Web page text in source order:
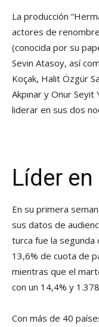
La producción
actores de renombre
(conocida por su
Sevin Atasoy, así
Koçak, Halit Özgür
Akpınar y Onur
liderar en sus dos
Líder
En su primera
sus datos de
turca fue la segunda
13,6% de cuota de
mientras que el
con un 14,4% y
Con más de 40